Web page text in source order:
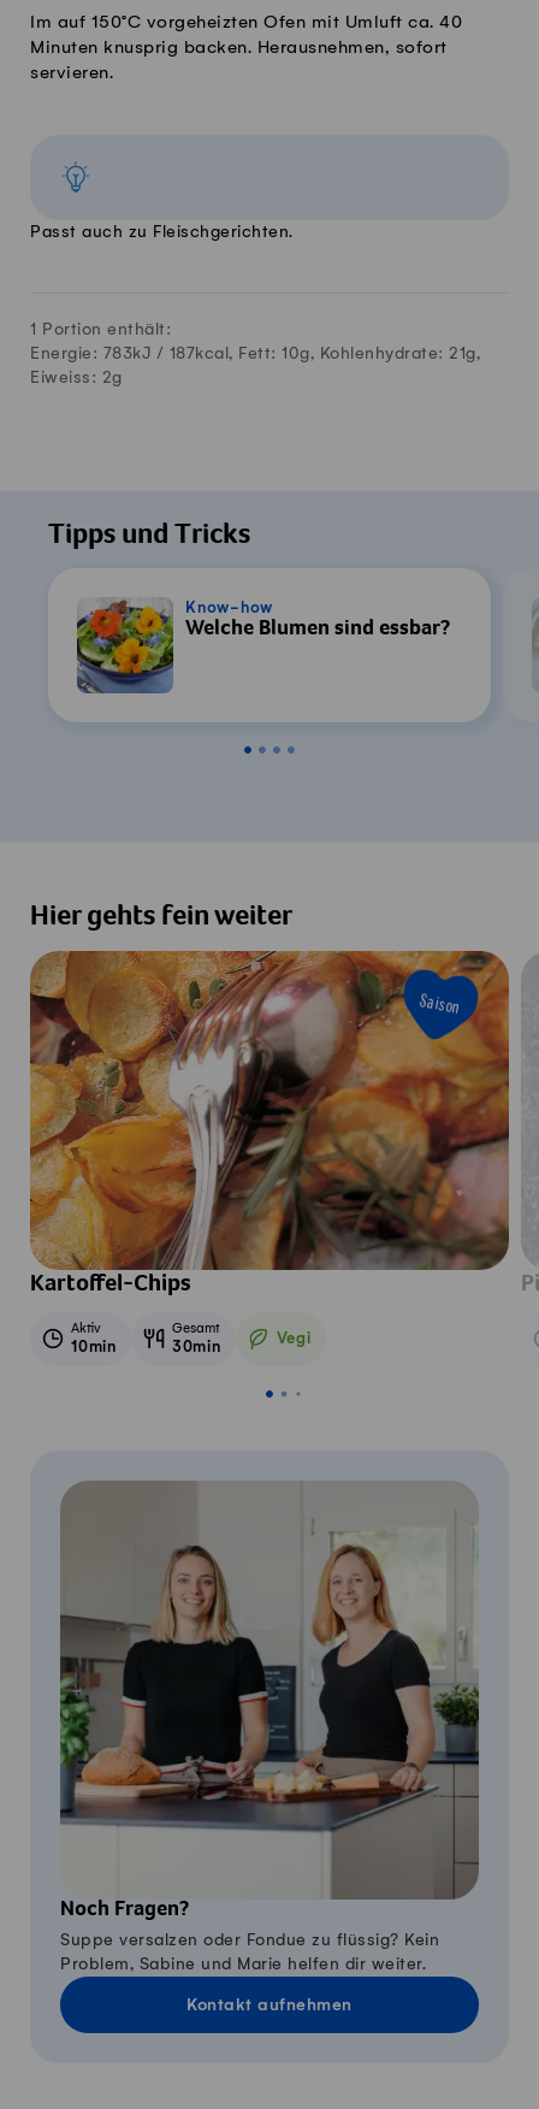
Im auf 150°C vorgeheizten Ofen mit Umluft ca. 40
Minuten knusprig backen. Herausnehmen, sofort
servieren.
Passt auch zu Fleischgerichten.
1 Portion enthält:
Energie: 783kJ / 187kcal, Fett: 10g, Kohlenhydrate: 21g,
Eiweiss: 2g
Tipps und Tricks
Know-how
Welche Blumen sind essbar?
Hier gehts fein weiter
Saison
Kartoffel-Chips
Aktiv
10min
Gesamt
30min Vegi
Vegetarisch
Noch Fragen?
Suppe versalzen oder Fondue zu flüssig? Kein
Problem, Sabine und Marie helfen dir weiter.
Kontakt aufnehmen